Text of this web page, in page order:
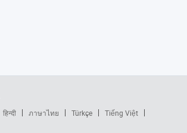
हिन्दी ภาษาไทย Türkçe
Tiếng Việt